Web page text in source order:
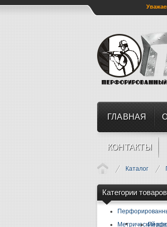
ГЛАВНАЯ
КОНТАКТЫ
Каталог
Категории товаров
Метрический